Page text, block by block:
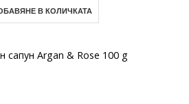
was:
2.20 €.
е:
2.00 €.
В КОЛИЧКАТА